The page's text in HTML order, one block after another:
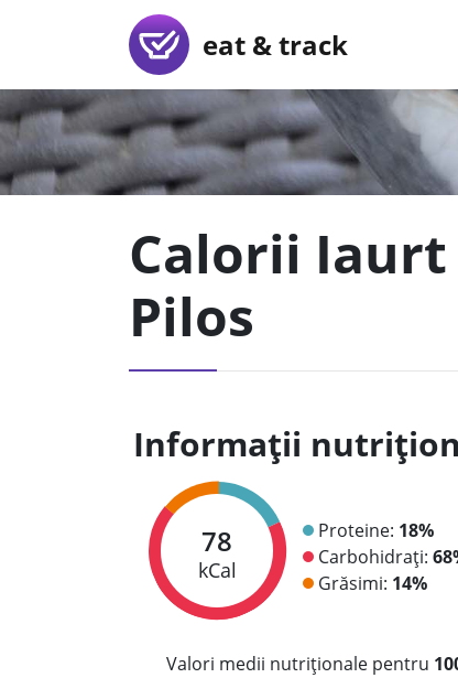
eat & track
Calorii Iaurt
Pilos
Informații
78
kCal
Proteine: 18%
Carbohidrați:
Grăsimi: 14%
Valori medii nutriționale pentru